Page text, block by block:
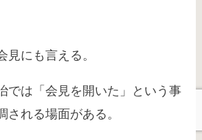
見にも言える。
では「会見を開いた」という事
される場面がある。